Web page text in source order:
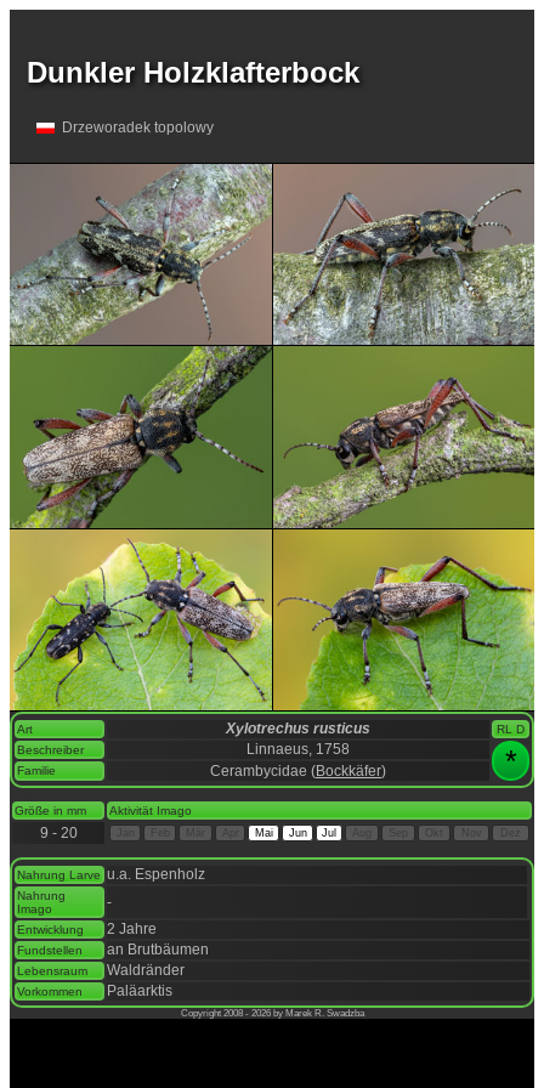
Dunkler Holzklafterbock
Drzeworadek topolowy
Art Xylotrechus rusticus
RL D
Beschreiber
Linnaeus, 1758 *
Familie Cerambycidae (Bockkäfer)
Größe in mm Aktivität Imago
9 - 20 Mai Jun Jul Sep Dez
Nahrung Larve u.a. Espenholz
Nahrung
Imago
-
Entwicklung 2 Jahre
Fundstellen an Brutbäumen
Lebensraum Waldränder
Vorkommen Paläarktis
Copyright 2008 - 2026 by Marek R. Swadzba